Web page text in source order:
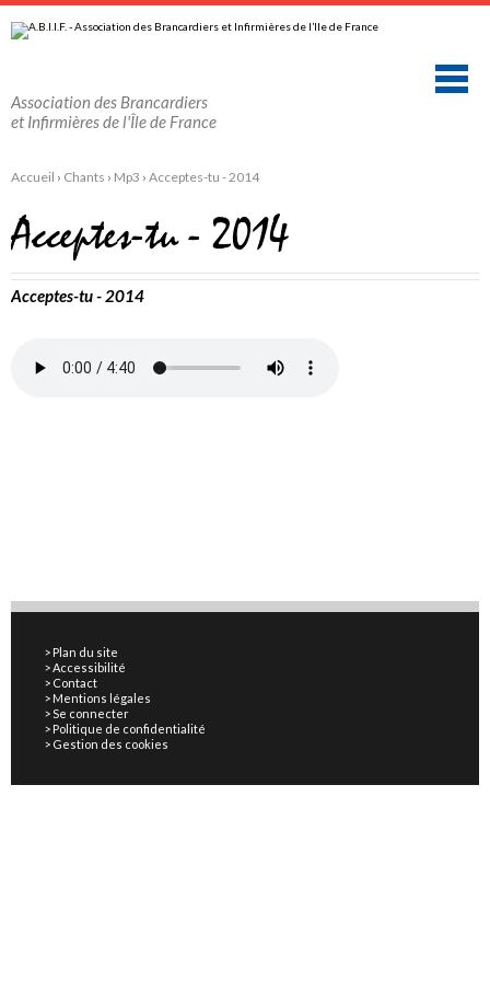
au
contenu.
navigation
personnels
Association des Brancardiers
et Infirmières de l'Île de France
Accueil › Chants › Mp3 › Acceptes-tu - 2014
Acceptes-tu - 2014
Acceptes-tu - 2014
Plan du site
Accessibilité
Contact
Mentions légales
Se connecter
Politique de confidentialité
Gestion des cookies